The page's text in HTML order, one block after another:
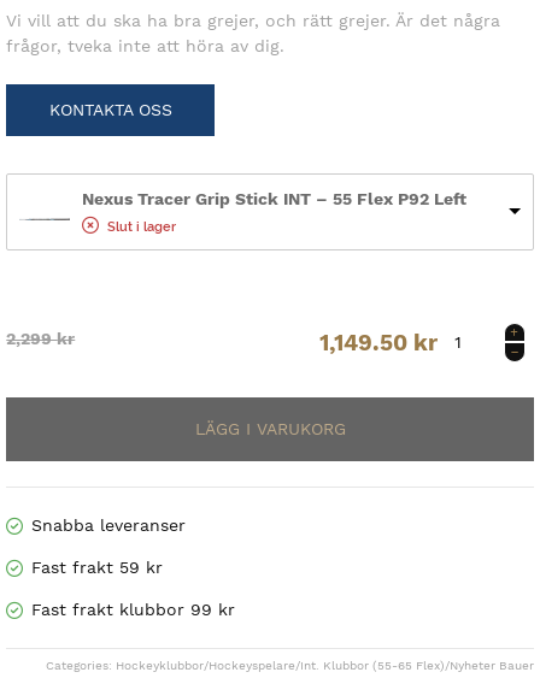
Vi vill att du ska ha bra grejer, och rätt grejer. Är det några
frågor, tveka inte att höra av dig.
KONTAKTA OSS
Nexus Tracer Grip Stick INT – 55 Flex P92 Left
Slut i lager
2,299kr
Original
was:
1,149.50 kr
Current
is:
Tracer
Snabba leveranser
Fast frakt 59 kr
Fast frakt klubbor 99 kr
Categories: Hockeyklubbor/Hockeyspelare/Int. Klubbor (55-65 Flex)/Nyheter Bauer